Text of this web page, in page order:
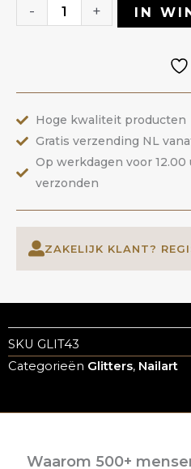
-
Starry
+ IN
Hoge kwaliteit producten
Gratis verzending NL
Op werkdagen voor
verzonden
ZAKELIJK KLANT?
SKU GLIT43
Categorieën Glitters, Nailart
Waarom 500+